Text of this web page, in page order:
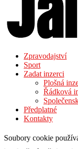
Zpravodajství
Sport
Zadat inzerci
Plošná
Řádková
Předplatné
Kontakty
Soubory cookie